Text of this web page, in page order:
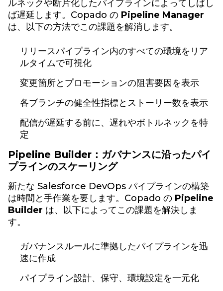
ルネックや断片化したパイプラインによってしばし
ば遅延します。Copado の Pipeline Manager
は、以下の方法でこの課題を解消します。
リリースパイプライン内のすべての環境をリア
ルタイムで可視化
変更箇所とプロモーションの阻害要因を表示
各ブランチの健全性指標とストーリー数を表示
配信が遅延する前に、遅れやボトルネックを特
定
Pipeline Builder：ガバナンスに沿ったパイ
プラインのスケーリング
新たな Salesforce DevOps パイプラインの構築
は時間と手作業を要します。Copado の Pipeline
Builder は、以下によってこの課題を解決しま
す。
ガバナンスルールに準拠したパイプラインを迅
速に作成
パイプライン設計、保守、環境設定を一元化